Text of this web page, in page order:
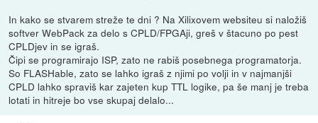
In kako se stvarem streže te dni ? Na Xilixovem websiteu si naložiš
softver WebPack za delo s CPLD/FPGAji, greš v štacuno po pest
CPLDjev in se igraš.
Čipi se programirajo ISP, zato ne rabiš posebnega programatorja.
So FLASHable, zato se lahko igraš z njimi po volji in v najmanjši
CPLD lahko spraviš kar zajeten kup TTL logike, pa še manj je treba
lotati in hitreje bo vse skupaj delalo...